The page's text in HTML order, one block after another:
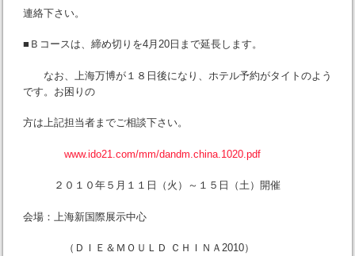
連絡下さい。
■Ｂコースは、締め切りを4月20日まで延長します。
なお、上海万博が１８日後になり、ホテル予約がタイトのよう
です。お困りの
方は上記担当者までご相談下さい。
www.ido21.com/mm/dandm.china.1020.pdf
２０１０年５月１１日（火）～１５日（土）開催
会場：上海新国際展示中心
（ＤＩＥ＆ＭＯＵＬＤ ＣＨＩＮＡ2010）